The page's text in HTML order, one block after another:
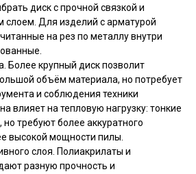
диск с прочной связкой и
Для изделий с арматурой
на рез по металлу внутри
Более крупный диск позволит
объём материала, но потребует
и соблюдения техники
влияет на тепловую нагрузку: тонкие
требуют более аккуратного
высокой мощности пилы.
слоя. Полиакрилаты и
разную прочность и